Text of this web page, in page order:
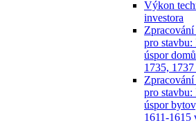
Výkon
investora
pro stavbu:
úspor
1735,
pro stavbu:
úspor
1611-1615